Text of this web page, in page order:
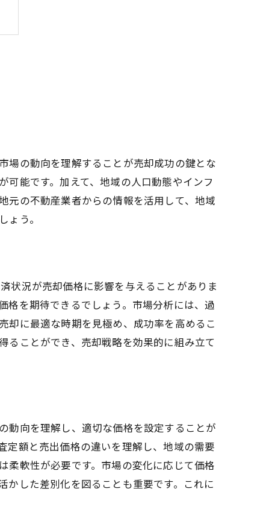
場の動向を理解することが売却成功の鍵とな
能です。加えて、地域の人口動態やインフ
元の不動産業者からの情報を活用して、地域
う。
状況が売却価格に影響を与えることがありま
格を期待できるでしょう。市場分析には、過
却に最適な時期を見極め、成功率を高めるこ
ることができ、売却戦略を効果的に組み立て
動向を理解し、適切な価格を設定することが
定額と売出価格の違いを理解し、地域の需要
柔軟性が必要です。市場の変化に応じて価格
かした差別化を図ることも重要です。これに